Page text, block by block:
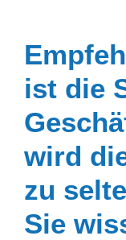
ist die
wird
zu
Sie